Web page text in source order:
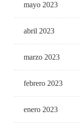
mayo 2023
abril 2023
marzo 2023
febrero 2023
enero 2023